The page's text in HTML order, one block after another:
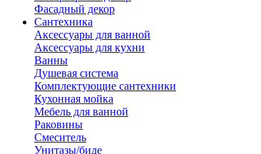
Фасадный декор
Сантехника
Аксессуары для ванной
Аксессуары для кухни
Ванны
Душевая система
Комплектующие сантехники
Кухонная мойка
Мебель для ванной
Раковины
Смеситель
Унитазы/биде